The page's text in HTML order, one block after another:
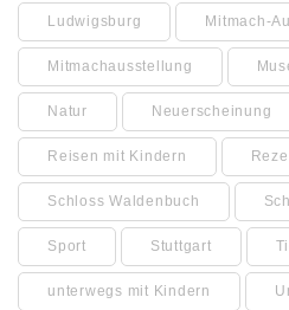
Ludwigsburg Mitmach-
Mitmachausstellung
Natur Neuerscheinung
Reisen mit Kindern
Schloss Waldenbuch
Sport Stuttgart
unterwegs mit Kindern